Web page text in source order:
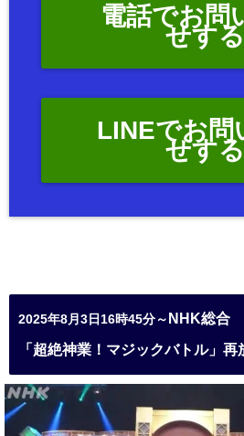
電話でお問
せする
LINEでお問
せする
2025年8月3日16時45分～ NHK総合
「超絶神業！マジックバトル」再